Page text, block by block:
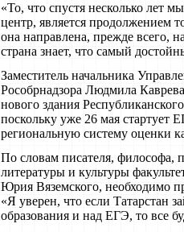
«То, что спустя несколько лет
центр, является продолжением
она направлена, прежде всего,
страна знает, что самый
Заместитель начальника
Рособрнадзора Людмила
нового здания
поскольку уже 26 мая стартует
региональную систему оценки
По словам писателя, философа,
литературы и культуры
Юрия Вяземского, необходимо
«Я уверен, что если Татарстан
образования и над ЕГЭ, то все